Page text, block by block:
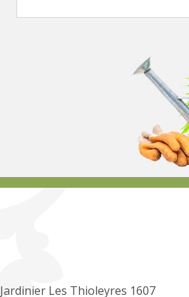
Jardinier Les Thioleyres 1607